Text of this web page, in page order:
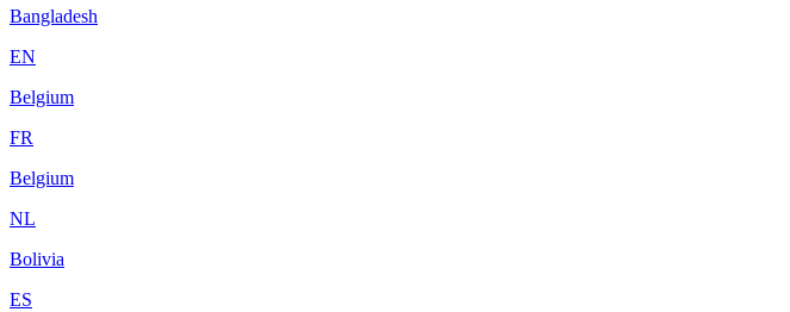
Bangladesh
EN
Belgium
FR
Belgium
NL
Bolivia
ES